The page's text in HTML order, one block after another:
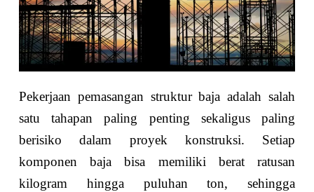
Pekerjaan pemasangan struktur baja adalah salah
satu tahapan paling penting sekaligus paling
berisiko dalam proyek konstruksi. Setiap
komponen baja bisa memiliki berat ratusan
kilogram hingga puluhan ton, sehingga